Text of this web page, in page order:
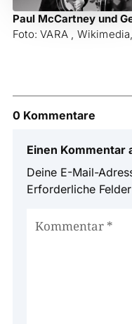
Paul McCartney und
Foto: VARA ,
0 Kommentare
Einen Kommentar
Deine E-Mail-
Erforderliche